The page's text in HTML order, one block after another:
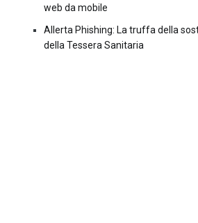
web da mobile
Allerta Phishing: La truffa della
della Tessera Sanitaria